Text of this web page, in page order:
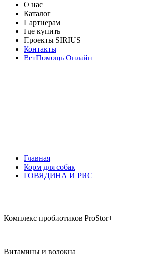
О нас
Каталог
Партнерам
Где купить
Проекты SIRIUS
Контакты
ВетПомощь Онлайн
Главная
Корм для собак
ГОВЯДИНА И РИС
Комплекс пробиотиков ProStor+
Витамины и волокна